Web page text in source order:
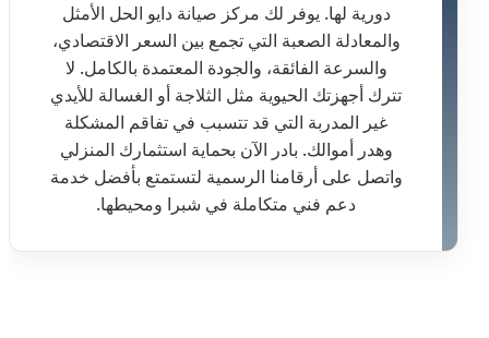
دورية لها. يوفر لك مركز صيانة دايو الحل الأمثل
والمعادلة الصعبة التي تجمع بين السعر الاقتصادي،
والسرعة الفائقة، والجودة المعتمدة بالكامل. لا
تترك أجهزتك الحيوية مثل الثلاجة أو الغسالة للأيدي
غير المدربة التي قد تتسبب في تفاقم المشكلة
وهدر أموالك. بادر الآن بحماية استثمارك المنزلي
واتصل على أرقامنا الرسمية لتستمتع بأفضل خدمة
دعم فني متكاملة في شبرا ومحيطها.